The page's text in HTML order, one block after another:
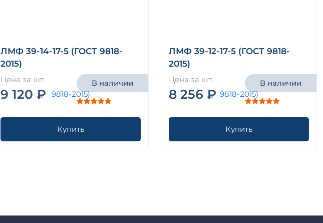
ЛМФ 39-14-17-5 (ГОСТ 9818-
2015)
Цена за шт.
9 120 ₽
В наличии
Купить
ЛМФ 39-12-17-5 (ГОСТ 9818-
2015)
Цена за шт.
8 256 ₽
В наличии
Купить